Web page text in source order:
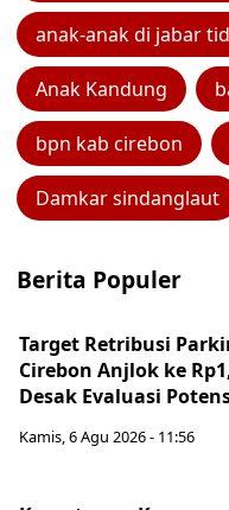
anak-anak di jabar
Anak Kandung
bpn kab cirebon
Damkar sindanglaut
Berita Populer
Target Retribusi
Cirebon Anjlok ke
Desak Evaluasi
Kamis, 6 Agu 2026 - 11:56